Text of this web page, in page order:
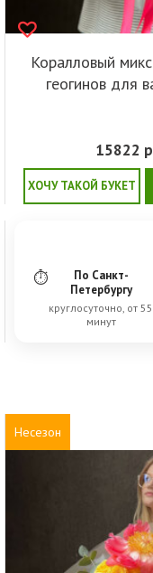
Коралловый
геогинов для
15822
ХОЧУ ТАКОЙ БУКЕТ
⏱
По Санкт-
Петербургу
круглосуточно, от 55
минут
Несезон